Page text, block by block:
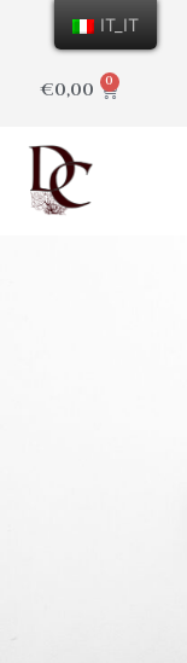
€0,00 0
IT_IT